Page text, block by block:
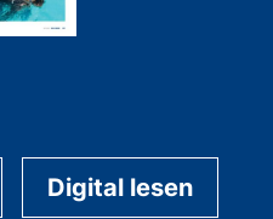
Digital lesen